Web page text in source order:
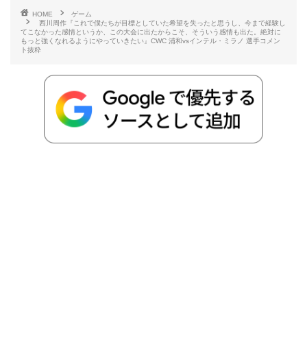
b t
r
n n
t
e
L
n
k
HOME
ゲーム
西川周作『これで僕たちが目標としていた希望を失ったと思うし、今まで経験し
てこなかった感情というか、この大会に出たからこそ、そういう感情も出た。絶対に
もっと強くなれるようにやっていきたい』CWC 浦和vsインテル・ミラノ 選手コメン
ト抜粋